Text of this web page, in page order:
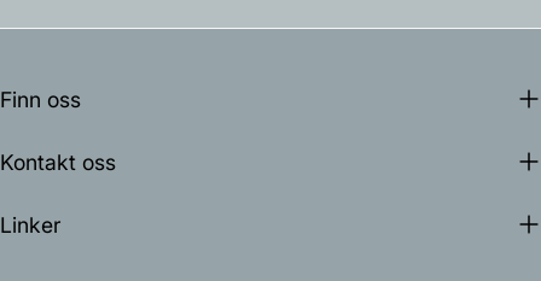
Finn oss
Kontakt oss
Linker